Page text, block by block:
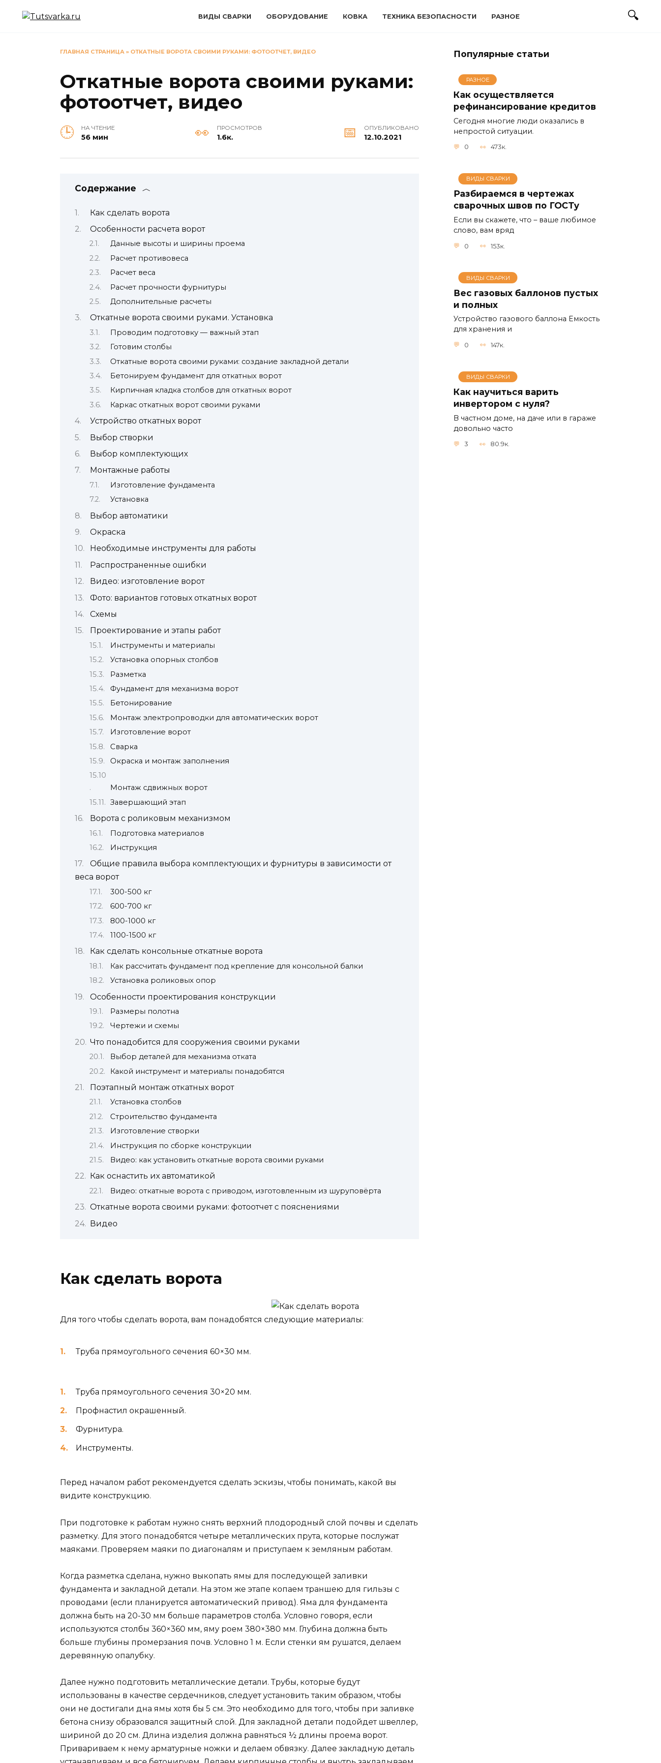
ВИДЫ СВАРКИ ОБОРУДОВАНИЕ КОВКА ТЕХНИКА БЕЗОПАСНОСТИ РАЗНОЕ
ГЛАВНАЯ СТРАНИЦА » ОТКАТНЫЕ ВОРОТА СВОИМИ РУКАМИ: ФОТООТЧЕТ, ВИДЕО
Откатные ворота своими руками:
фотоотчет, видео
НА ЧТЕНИЕ
56 мин
ПРОСМОТРОВ
1.6к.
ОПУБЛИКОВАНО
12.10.2021
Содержание
Как сделать ворота
Особенности расчета ворот
Данные высоты и ширины проема
Расчет противовеса
Расчет веса
Расчет прочности фурнитуры
Дополнительные расчеты
Откатные ворота своими руками. Установка
Проводим подготовку — важный этап
Готовим столбы
Откатные ворота своими руками: создание закладной детали
Бетонируем фундамент для откатных ворот
Кирпичная кладка столбов для откатных ворот
Каркас откатных ворот своими руками
Устройство откатных ворот
Выбор створки
Выбор комплектующих
Монтажные работы
Изготовление фундамента
Установка
Выбор автоматики
Окраска
Необходимые инструменты для работы
Распространенные ошибки
Видео: изготовление ворот
Фото: вариантов готовых откатных ворот
Схемы
Проектирование и этапы работ
Инструменты и материалы
Установка опорных столбов
Разметка
Фундамент для механизма ворот
Бетонирование
Монтаж электропроводки для автоматических ворот
Изготовление ворот
Сварка
Окраска и монтаж заполнения
Монтаж сдвижных ворот
Завершающий этап
Ворота с роликовым механизмом
Подготовка материалов
Инструкция
Общие правила выбора комплектующих и фурнитуры в зависимости от
веса ворот
300-500 кг
600-700 кг
800-1000 кг
1100-1500 кг
Как сделать консольные откатные ворота
Как рассчитать фундамент под крепление для консольной балки
Установка роликовых опор
Особенности проектирования конструкции
Размеры полотна
Чертежи и схемы
Что понадобится для сооружения своими руками
Выбор деталей для механизма отката
Какой инструмент и материалы понадобятся
Поэтапный монтаж откатных ворот
Установка столбов
Строительство фундамента
Изготовление створки
Инструкция по сборке конструкции
Видео: как установить откатные ворота своими руками
Как оснастить их автоматикой
Видео: откатные ворота с приводом, изготовленным из шуруповёрта
Откатные ворота своими руками: фотоотчет с пояснениями
Видео
Как сделать ворота
Для того чтобы сделать ворота, вам понадобятся следующие материалы:
Труба прямоугольного сечения 60×30 мм.
Труба прямоугольного сечения 30×20 мм.
Профнастил окрашенный.
Фурнитура.
Инструменты.
Перед началом работ рекомендуется сделать эскизы, чтобы понимать, какой вы
видите конструкцию.
При подготовке к работам нужно снять верхний плодородный слой почвы и сделать
разметку. Для этого понадобятся четыре металлических прута, которые послужат
маяками. Проверяем маяки по диагоналям и приступаем к земляным работам.
Когда разметка сделана, нужно выкопать ямы для последующей заливки
фундамента и закладной детали. На этом же этапе копаем траншею для гильзы с
проводами (если планируется автоматический привод). Яма для фундамента
должна быть на 20-30 мм больше параметров столба. Условно говоря, если
используются столбы 360×360 мм, яму роем 380×380 мм. Глубина должна быть
больше глубины промерзания почв. Условно 1 м. Если стенки ям рушатся, делаем
деревянную опалубку.
Далее нужно подготовить металлические детали. Трубы, которые будут
использованы в качестве сердечников, следует установить таким образом, чтобы
они не достигали дна ямы хотя бы 5 см. Это необходимо для того, чтобы при заливке
бетона снизу образовался защитный слой. Для закладной детали подойдет швеллер,
шириной до 20 см. Длина изделия должна равняться ½ длины проема ворот.
Привариваем к нему арматурные ножки и делаем обвязку. Далее закладную деталь
Популярные статьи
РАЗНОЕ
Как осуществляется
рефинансирование кредитов
Сегодня многие люди оказались в
непростой ситуации.
0 473к.
ВИДЫ СВАРКИ
Разбираемся в чертежах
сварочных швов по ГОСТу
Если вы скажете, что – ваше любимое
слово, вам вряд
0 153к.
ВИДЫ СВАРКИ
Вес газовых баллонов пустых
и полных
Устройство газового баллона Емкость
для хранения и
0 147к.
ВИДЫ СВАРКИ
Как научиться варить
инвертором с нуля?
В частном доме, на даче или в гараже
довольно часто
3 80.9к.